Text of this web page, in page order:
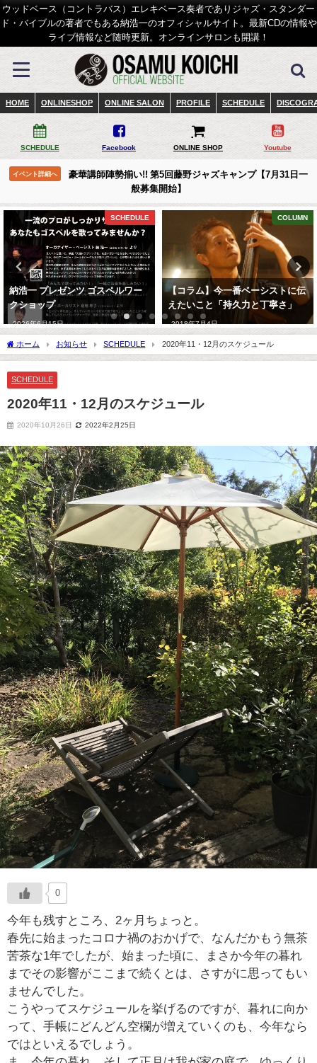
ウッドベース（コントラバス）エレキベース奏者でありジャズ・スタンダー
ド・バイブルの著者でもある納浩一のオフィシャルサイト。最新CDの情報や
ライブ情報など随時更新。オンラインサロンも開講！
HOME ONLINESHOP ONLINE SALON PROFILE SCHEDULE
SCHEDULE Facebook ONLINE SHOP Youtube
イベント詳細へ
豪華講師陣勢揃い!! 第5回藤野ジャズキャンプ【7月31日一
般募集開始】
SCHEDULE
納浩一 プレゼンツ ゴスペルワー
クショップ
2026年6月15日
COLUMN
【コラム】今一番ベーシストに伝
えたいこと「持久力と丁寧さ」
2018年7月4日
ホーム お知らせ SCHEDULE 2020年11・12月のスケジュール
SCHEDULE
2020年11・12月のスケジュール
2020年10月26日 2022年2月25日
0
今年も残すところ、2ヶ月ちょっと。
春先に始まったコロナ禍のおかげで、なんだかもう無茶
苦茶な1年でしたが、始まった頃に、まさか今年の暮れ
までその影響がここまで続くとは、さすがに思ってもい
ませんでした。
こうやってスケジュールを挙げるのですが、暮れに向か
って、手帳にどんどん空欄が増えていくのも、今年なら
ではといえるでしょう。